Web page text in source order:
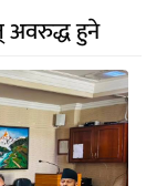
अवरुद्ध हुने